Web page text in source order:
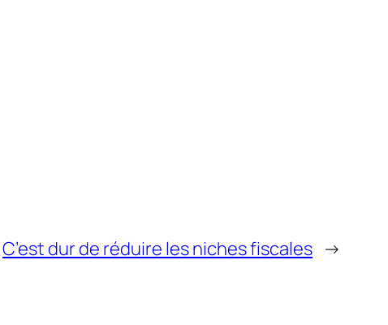
C’est dur de réduire les niches fiscales →